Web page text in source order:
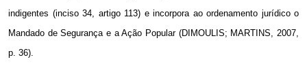
indigentes (inciso 34, artigo 113) e incorpora ao ordenamento jurídico o
Mandado de Segurança e a Ação Popular (DIMOULIS; MARTINS, 2007,
p. 36).